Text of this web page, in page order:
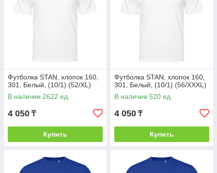
Футболка STAN, хлопок 160,
301, Белый, (10/1) (52/XL)
В наличии 2622 ед.
4 050 ₸
Купить
Футболка STAN, хлопок 160,
301, Белый, (10/1) (56/XXXL)
В наличии 520 ед.
4 050 ₸
Купить